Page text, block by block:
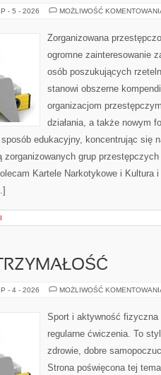
- 5 - 2026 MOŻLIWOŚĆ
Zorganizowana
ogromne zainteresowanie
osób poszukujących
stanowi obszerne
organizacjom
działania, a także nowym
edukacyjny, koncentrując się
zorganizowanych grup
Kartele Narkotykowe i Kultura
- 4 - 2026 MOŻLIWOŚĆ
Sport i aktywność
regularne ćwiczenia. To
zdrowie, dobre
Strona poświęcona tej